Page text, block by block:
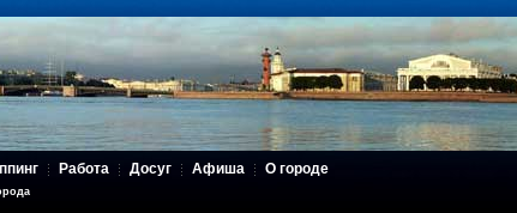
Работа Досуг Афиша О городе